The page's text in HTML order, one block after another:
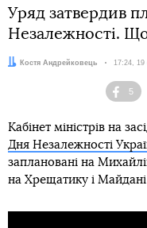
Уряд затвердив
Незалежності.
Автор:Костя Андрейковець Дата:
17:24, 19
5
Кабінет міністрів на
Дня Незалежності
заплановані на
на Хрещатику і